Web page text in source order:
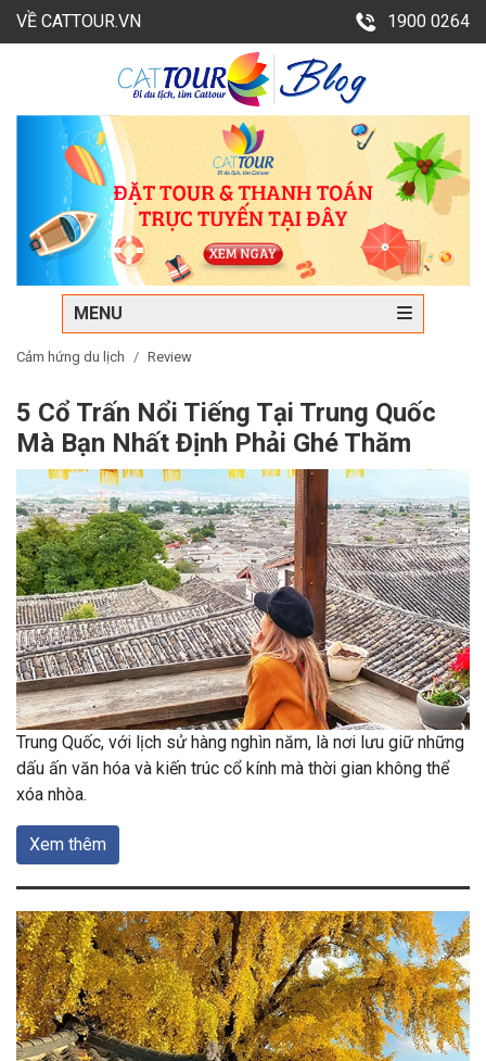
VỀ CATTOUR.VN 1900 0264
MENU
Cảm hứng du lịch Review
5 Cổ Trấn Nổi Tiếng Tại Trung Quốc
Mà Bạn Nhất Định Phải Ghé Thăm
Trung Quốc, với lịch sử hàng nghìn năm, là nơi lưu giữ những
dấu ấn văn hóa và kiến trúc cổ kính mà thời gian không thể
xóa nhòa.
Xem thêm